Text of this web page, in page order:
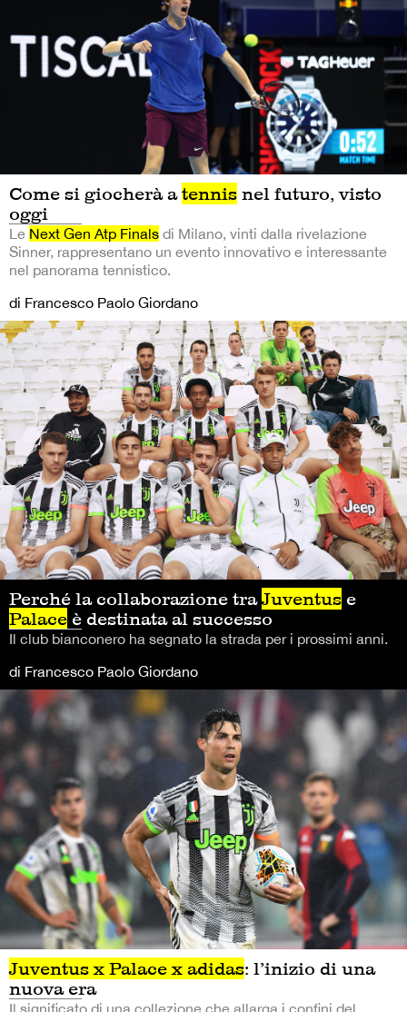
Come si giocherà atennis nel futuro, visto
oggi
Le Next Gen Atp Finals di Milano, vinti dalla rivelazione
Sinner, rappresentano un evento innovativo e interessante
nel panorama tennistico.
di Francesco Paolo Giordano
Perché la collaborazione traJuventus e
Palace è destinata al successo
Il club bianconero ha segnato la strada per i prossimi anni.
di Francesco Paolo Giordano
Juventus x Palace x adidas: l’inizio di una
nuova era
Il significato di una collezione che allarga i confini del